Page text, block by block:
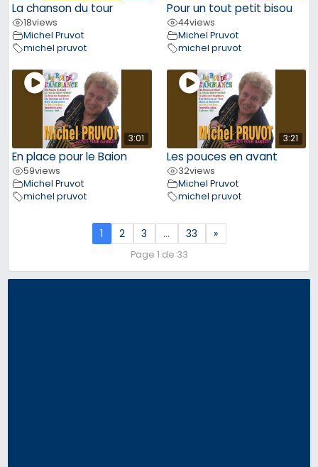
La chanson du tour
18views
Michel Pruvot
michel pruvot
Pour un tout petit bisou
44views
Michel Pruvot
michel pruvot
3:01
En place pour le Baion
59views
Michel Pruvot
michel pruvot
3:21
Les pouces en avant
32views
Michel Pruvot
michel pruvot
1 2 3 … 33 »
Page 1 de 33